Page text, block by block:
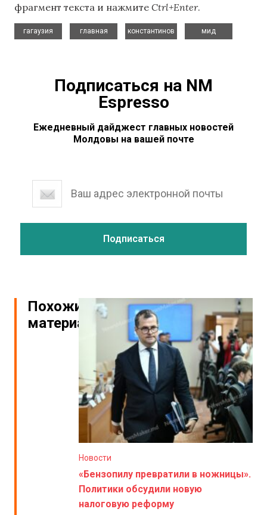
фрагмент текста и нажмите Ctrl+Enter.
гагаузия
главная
константинов
мид
Подписаться на NM
Espresso
Ежедневный дайджест главных новостей
Молдовы на вашей почте
Похожие
материалы
Новости
«Бензопилу превратили в ножницы».
Политики обсудили новую
налоговую реформу